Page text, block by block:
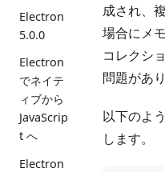
Electron
5.0.0
Electron
でネイテ
ィブから
JavaScrip
t へ
Electron
成され、
場合にメ
コレクシ
問題があり
以下のよ
します。